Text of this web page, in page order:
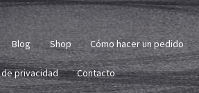
Blog Shop Cómo hacer un pedido
privacidad Contacto